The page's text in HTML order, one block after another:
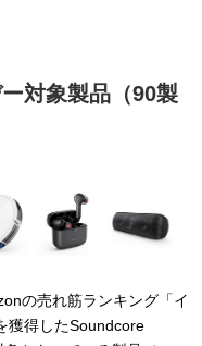
対象製品（90製
の売れ筋ランキング「イ
獲得したSoundcore